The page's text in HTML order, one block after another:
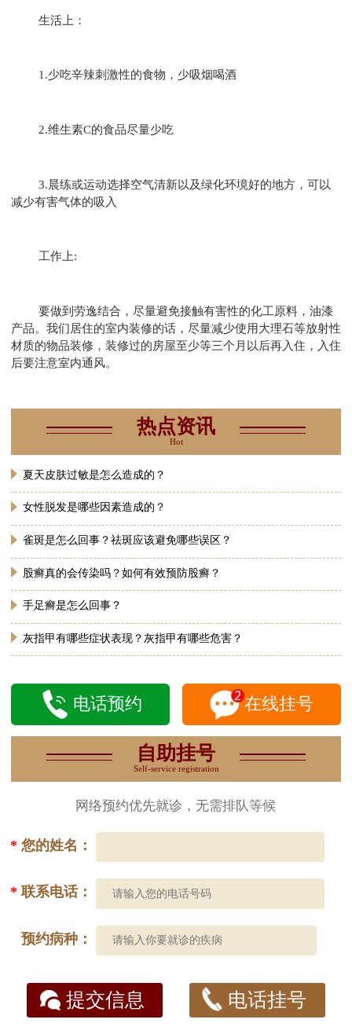
生活上：
1.少吃辛辣刺激性的食物，少吸烟喝酒
2.维生素C的食品尽量少吃
3.晨练或运动选择空气清新以及绿化环境好的地方，可以
减少有害气体的吸入
工作上:
要做到劳逸结合，尽量避免接触有害性的化工原料，油漆
产品。我们居住的室内装修的话，尽量减少使用大理石等放射性
材质的物品装修，装修过的房屋至少等三个月以后再入住，入住
后要注意室内通风。
热点资讯
Hot
夏天皮肤过敏是怎么造成的？
女性脱发是哪些因素造成的？
雀斑是怎么回事？祛斑应该避免哪些误区？
股癣真的会传染吗？如何有效预防股癣？
手足癣是怎么回事？
灰指甲有哪些症状表现？灰指甲有哪些危害？
电话预约 在线挂号
自助挂号
Self-service registration
网络预约优先就诊，无需排队等候
*您的姓名：
*联系电话：
预约病种：
提交信息 电话挂号